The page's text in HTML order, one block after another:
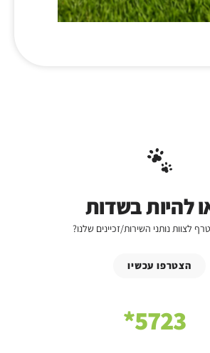
להיות בשדות
לצוות נותני השירות/זכיינים שלנו?
הצטרפו עכשיו
5723*